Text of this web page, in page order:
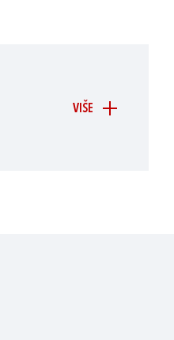
VIŠE